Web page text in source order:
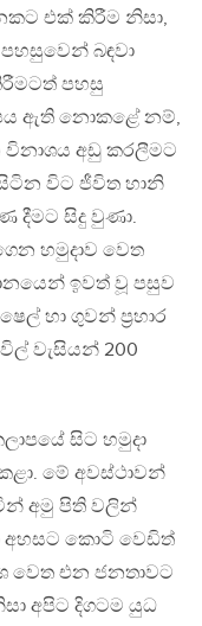
එක් කිරීම නිසා,
බඳවා
පහසු
ඇති නොකළේ නම්,
විනාශය අඩු කරලීමට
විට ජීවිත හානි
දීමට සිදු වුණා.
හමුදාව වෙත
ඉවත් වූ පසුව
හා ගුවන් ප්‍රහාර
වැසියන් 200
සිට හමුදා
මේ අවස්ථාවන්
අමු පිති වලින්
අහසට කොටි වෙඩිත්
වෙත එන ජනතාවට
අපිට දිගටම යුධ